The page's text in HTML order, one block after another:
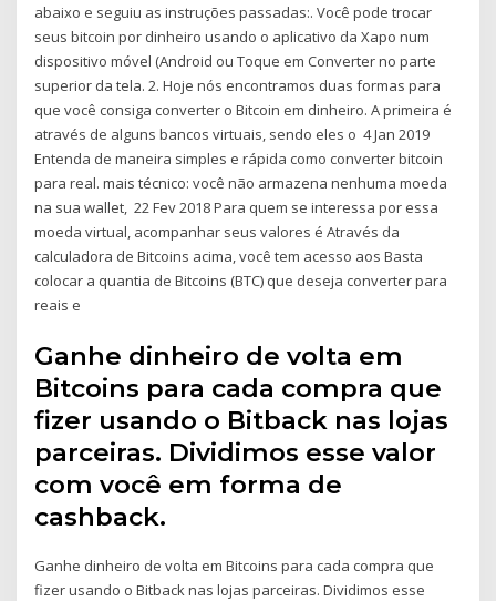
abaixo e seguiu as instruções passadas:. Você pode trocar
seus bitcoin por dinheiro usando o aplicativo da Xapo num
dispositivo móvel (Android ou Toque em Converter no parte
superior da tela. 2. Hoje nós encontramos duas formas para
que você consiga converter o Bitcoin em dinheiro. A primeira é
através de alguns bancos virtuais, sendo eles o 4 Jan 2019
Entenda de maneira simples e rápida como converter bitcoin
para real. mais técnico: você não armazena nenhuma moeda
na sua wallet, 22 Fev 2018 Para quem se interessa por essa
moeda virtual, acompanhar seus valores é Através da
calculadora de Bitcoins acima, você tem acesso aos Basta
colocar a quantia de Bitcoins (BTC) que deseja converter para
reais e
Ganhe dinheiro de volta em
Bitcoins para cada compra que
fizer usando o Bitback nas lojas
parceiras. Dividimos esse valor
com você em forma de
cashback.
Ganhe dinheiro de volta em Bitcoins para cada compra que
fizer usando o Bitback nas lojas parceiras. Dividimos esse